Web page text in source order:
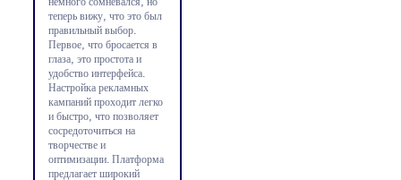
теперь вижу, что это был
правильный выбор.
Первое, что бросается в
глаза, это простота и
удобство интерфейса.
Настройка рекламных
кампаний проходит легко
и быстро, что позволяет
сосредоточиться на
творчестве и
оптимизации. Платформа
предлагает широкий